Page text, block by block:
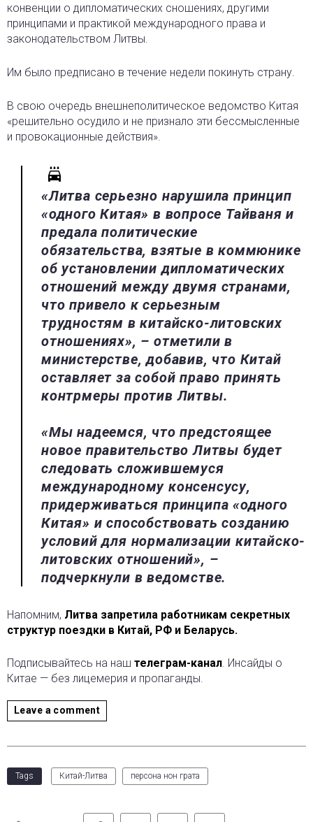
конвенции о дипломатических сношениях, другими
принципами и практикой международного права и
законодательством Литвы.
Им было предписано в течение недели покинуть страну.
В свою очередь внешнеполитическое ведомство Китая
«решительно осудило и не признало эти бессмысленные
и провокационные действия».
«Литва серьезно нарушила принцип
«одного Китая» в вопросе Тайваня и
предала политические
обязательства, взятые в коммюнике
об установлении дипломатических
отношений между двумя странами,
что привело к серьезным
трудностям в китайско-литовских
отношениях», – отметили в
министерстве, добавив, что Китай
оставляет за собой право принять
контрмеры против Литвы.
«Мы надеемся, что предстоящее
новое правительство Литвы будет
следовать сложившемуся
международному консенсусу,
придерживаться принципа «одного
Китая» и способствовать созданию
условий для нормализации китайско-
литовских отношений», –
подчеркнули в ведомстве.
Напомним, Литва запретила работникам секретных
структур поездки в Китай, РФ и Беларусь.
Подписывайтесь на наш телеграм-канал. Инсайды о
Китае — без лицемерия и пропаганды.
Leave a comment
Tags Китай-Литва персона нон грата
Facebook Twitter LinkedIn